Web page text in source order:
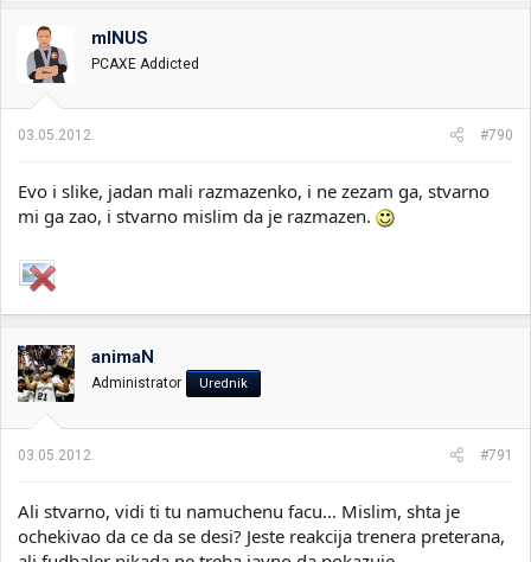
mINUS
PCAXE Addicted
03.05.2012. #790
Evo i slike, jadan mali razmazenko, i ne zezam ga, stvarno
mi ga zao, i stvarno mislim da je razmazen.
animaN
Administrator Urednik
03.05.2012. #791
Ali stvarno, vidi ti tu namuchenu facu... Mislim, shta je
ochekivao da ce da se desi? Jeste reakcija trenera preterana,